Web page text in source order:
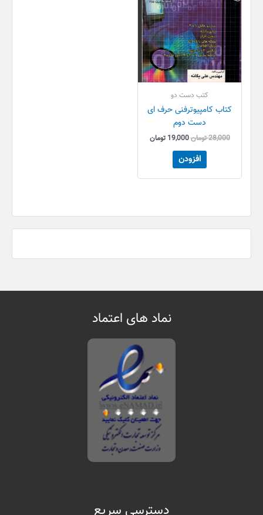
کتب دست دو
کتاب کامپیوترفنی حرف ای
دست دوم
28,000تومان19,000 تومان
افزودن
نماد های اعتماد
دسترسی سریع